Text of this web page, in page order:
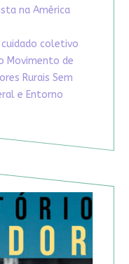
na América
coletivo
Movimento de
Rurais Sem
e Entorno